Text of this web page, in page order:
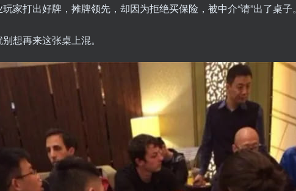
家打出好牌，摊牌领先，却因为拒绝买保险，被中介“请”出了桌子。
想再来这张桌上混。